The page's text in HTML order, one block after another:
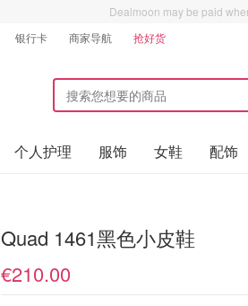
Dealmoon may be paid
银行卡 商家导航 抢好货
个人护理 服饰 女鞋 配饰
Quad 1461黑色小皮鞋
€210.00